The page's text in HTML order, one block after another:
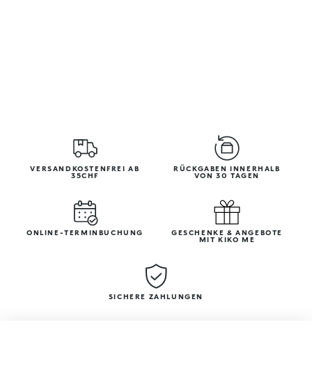
VERSANDKOSTENFREI AB
35CHF
RÜCKGABEN INNERHALB
VON 30 TAGEN
ONLINE-TERMINBUCHUNG
GESCHENKE & ANGEBOTE
MIT KIKO ME
SICHERE ZAHLUNGEN